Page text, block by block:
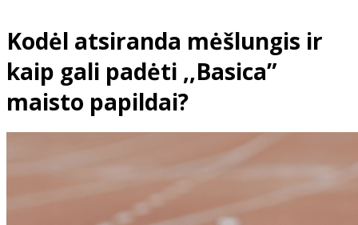
Kodėl atsiranda mėšlungis ir
kaip gali padėti ,,Basica”
maisto papildai?